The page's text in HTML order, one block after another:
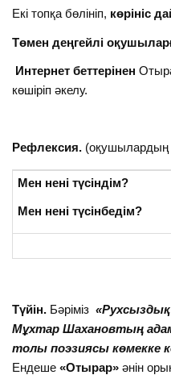
Екі топқа бөлініп, көрініс
Төмен деңгейлі
Интернет беттерінен
көшіріп әкелу.
Рефлексия. (оқушылардың
Мен нені түсіндім?
Мен нені түсінбедім?
Түйін. Бәріміз«
Мұхтар Шахановтың
толы поэзиясы көмекке
Ендеше«Отырар» әнін